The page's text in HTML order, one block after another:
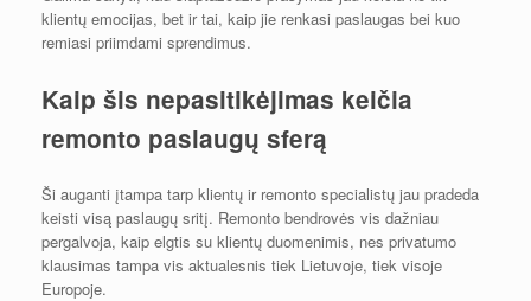
klientų emocijas, bet ir tai, kaip jie renkasi paslaugas bei kuo
remiasi priimdami sprendimus.
Kaip šis nepasitikėjimas keičia
remonto paslaugų sferą
Ši auganti įtampa tarp klientų ir remonto specialistų jau pradeda
keisti visą paslaugų sritį. Remonto bendrovės vis dažniau
pergalvoja, kaip elgtis su klientų duomenimis, nes privatumo
klausimas tampa vis aktualesnis tiek Lietuvoje, tiek visoje
Europoje.